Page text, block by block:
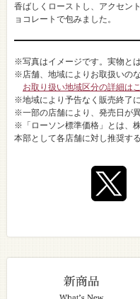
香ばしくローストし、アクセン
ョコレートで包みました。
※写真はイメージです。実物と
※店舗、地域によりお取扱いの
お取り扱い地域区分の詳細は
※地域により予告なく販売終了
※一部の店舗により、発売日が
※「ローソン標準価格」とは、
本部として各店舗に対し推奨す